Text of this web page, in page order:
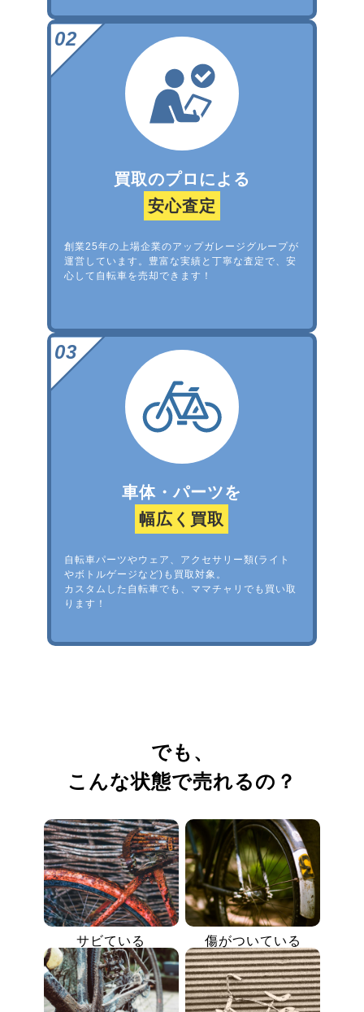
買取のプロによる
安心査定
創業25年の上場企業のアップガレージグループが
運営しています。豊富な実績と丁寧な査定で、安
心して自転車を売却できます！
車体・パーツを
幅広く買取
自転車パーツやウェア、アクセサリー類(ライト
やボトルゲージなど)も買取対象。
カスタムした自転車でも、ママチャリでも買い取
ります！
でも、
こんな状態で売れるの？
サビている 傷がついている